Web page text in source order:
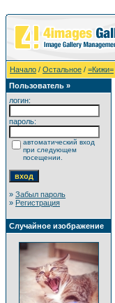
Начало / Остальное / =Кижи=
Пользователь »
логин:
пароль:
автоматический вход
при следующем
посещении.
» Забыл пароль
» Регистрация
Случайное изображение